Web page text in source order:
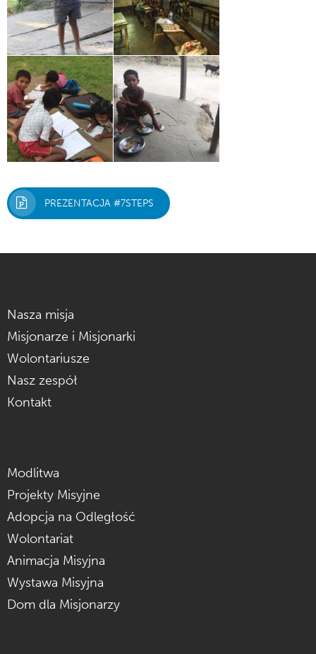
PREZENTACJA #7STEPS
Nasza misja
Misjonarze i Misjonarki
Wolontariusze
Nasz zespół
Kontakt
Modlitwa
Projekty Misyjne
Adopcja na Odległość
Wolontariat
Animacja Misyjna
Wystawa Misyjna
Dom dla Misjonarzy